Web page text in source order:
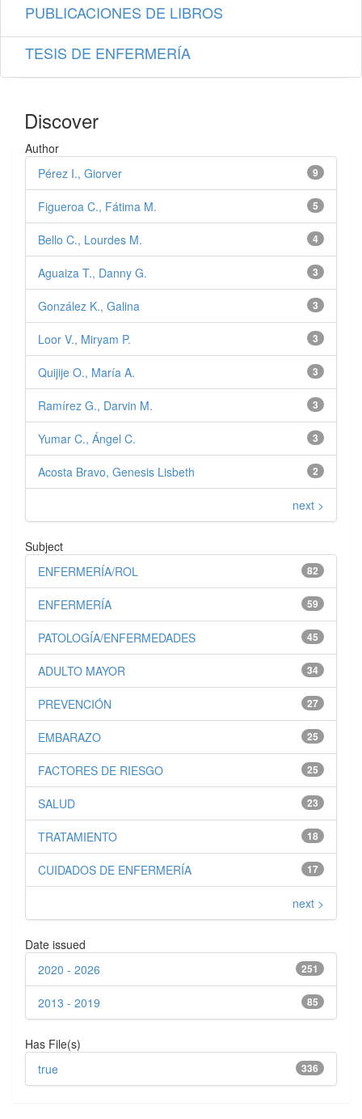
PUBLICACIONES DE LIBROS
TESIS DE ENFERMERÍA
Discover
Author
9
Pérez I., Giorver
5
Figueroa C., Fátima M.
4
Bello C., Lourdes M.
3
Aguaiza T., Danny G.
3
González K., Galina
3
Loor V., Miryam P.
3
Quijije O., María A.
3
Ramírez G., Darvin M.
3
Yumar C., Ángel C.
2
Acosta Bravo, Genesis Lisbeth
next >
Subject
82
ENFERMERÍA/ROL
59
ENFERMERÍA
45
PATOLOGÍA/ENFERMEDADES
34
ADULTO MAYOR
27
PREVENCIÓN
25
EMBARAZO
25
FACTORES DE RIESGO
23
SALUD
18
TRATAMIENTO
17
CUIDADOS DE ENFERMERÍA
next >
Date issued
251
2020 - 2026
85
2013 - 2019
Has File(s)
336
true